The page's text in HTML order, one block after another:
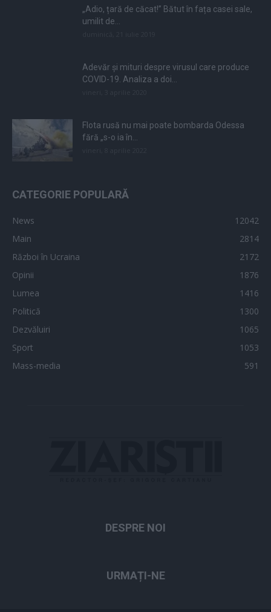
„Adio, țară de căcat!” Bătut în fața casei sale,
umilit de...
Adevăr și mituri despre virusul care produce
COVID-19. Analiza a doi...
Flota rusă nu mai poate bombarda Odessa
fără „s-o ia în...
CATEGORIE POPULARĂ
News
12042
Main
2814
Război în Ucraina
2172
Opinii
1876
Lumea
1416
Politică
1300
Dezvăluiri
1065
Sport
1053
Mass-media
591
DESPRE NOI
URMAȚI-NE